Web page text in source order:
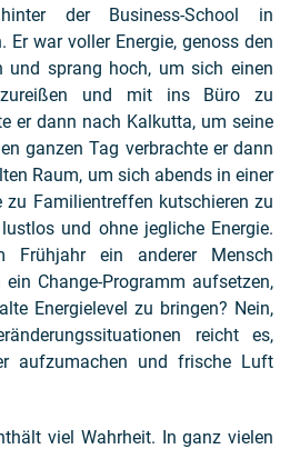
der Business-School in
Er war voller Energie, genoss den
und sprang hoch, um sich einen
und mit ins Büro zu
er dann nach Kalkutta, um seine
ganzen Tag verbrachte er dann
Raum, um sich abends in einer
Familientreffen kutschieren zu
und ohne jegliche Energie.
ein anderer Mensch
Change-Programm aufsetzen,
Energielevel zu bringen? Nein,
reicht es,
aufzumachen und frische Luft
viel Wahrheit. In ganz vielen